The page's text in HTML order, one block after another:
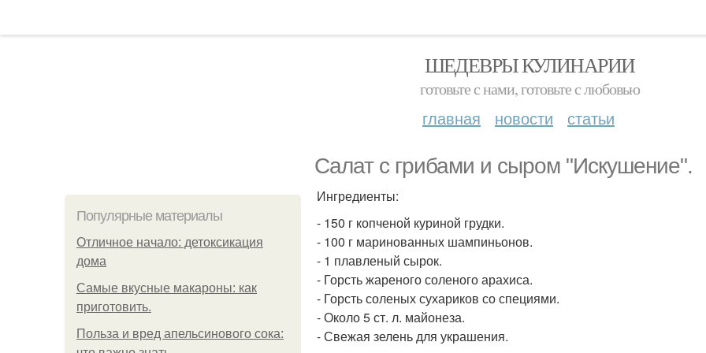
ШЕДЕВРЫ КУЛИНАРИИ
готовьте с нами, готовьте с любовью
главная новости статьи
Салат с грибами и сыром "Искушение".
Популярные материалы
Отличное начало: детоксикация
дома
Самые вкусные макароны: как
приготовить.
Польза и вред апельсинового сока:
Ингредиенты:
- 150 г копченой куриной грудки.
- 100 г маринованных шампиньонов.
- 1 плавленый сырок.
- Горсть жареного соленого арахиса.
- Горсть соленых сухариков со специями.
- Около 5 ст. л. майонеза.
- Свежая зелень для украшения.